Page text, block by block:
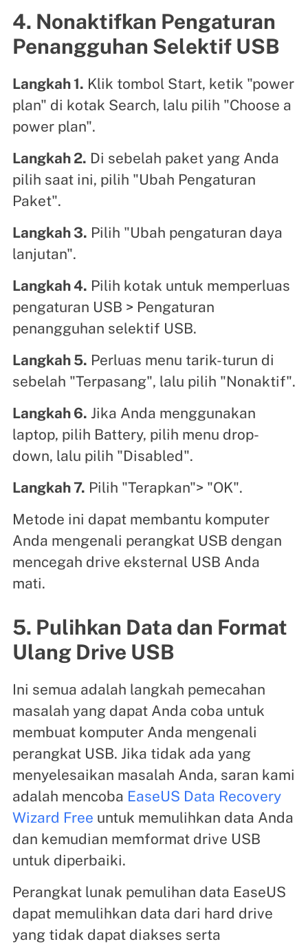
4. Nonaktifkan Pengaturan
Penangguhan Selektif USB
Langkah 1. Klik tombol Start, ketik "power
plan" di kotak Search, lalu pilih "Choose a
power plan".
Langkah 2. Di sebelah paket yang Anda
pilih saat ini, pilih "Ubah Pengaturan
Paket".
Langkah 3. Pilih "Ubah pengaturan daya
lanjutan".
Langkah 4. Pilih kotak untuk memperluas
pengaturan USB > Pengaturan
penangguhan selektif USB.
Langkah 5. Perluas menu tarik-turun di
sebelah "Terpasang", lalu pilih "Nonaktif".
Langkah 6. Jika Anda menggunakan
laptop, pilih Battery, pilih menu drop-
down, lalu pilih "Disabled".
Langkah 7. Pilih "Terapkan"> "OK".
Metode ini dapat membantu komputer
Anda mengenali perangkat USB dengan
mencegah drive eksternal USB Anda
mati.
5. Pulihkan Data dan Format
Ulang Drive USB
Ini semua adalah langkah pemecahan
masalah yang dapat Anda coba untuk
membuat komputer Anda mengenali
perangkat USB. Jika tidak ada yang
menyelesaikan masalah Anda, saran kami
adalah mencoba EaseUS Data Recovery
Wizard Free untuk memulihkan data Anda
dan kemudian memformat drive USB
untuk diperbaiki.
Perangkat lunak pemulihan data EaseUS
dapat memulihkan data dari hard drive
yang tidak dapat diakses serta